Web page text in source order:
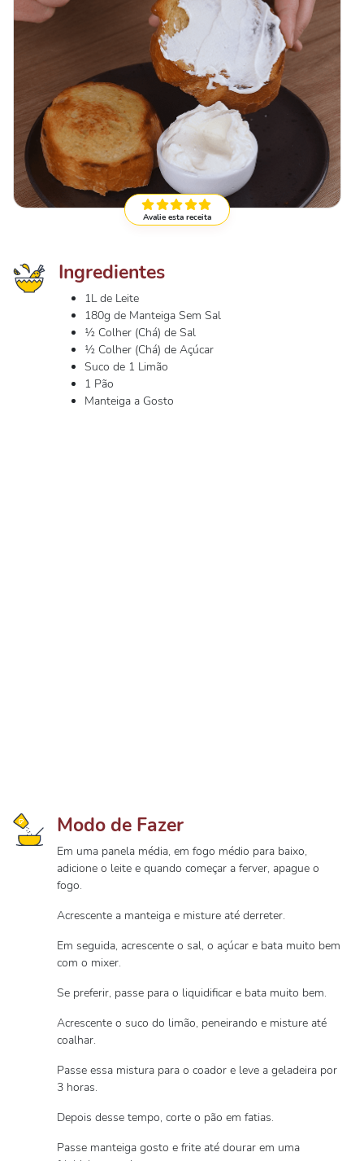
Avalie esta receita
Ingredientes
1L de Leite
180g de Manteiga Sem Sal
½ Colher (Chá) de Sal
½ Colher (Chá) de Açúcar
Suco de 1 Limão
1 Pão
Manteiga a Gosto
Modo de Fazer
Em uma panela média, em fogo médio para baixo,
adicione o leite e quando começar a ferver, apague o
fogo.
Acrescente a manteiga e misture até derreter.
Em seguida, acrescente o sal, o açúcar e bata muito bem
com o mixer.
Se preferir, passe para o liquidificar e bata muito bem.
Acrescente o suco do limão, peneirando e misture até
coalhar.
Passe essa mistura para o coador e leve a geladeira por
3 horas.
Depois desse tempo, corte o pão em fatias.
Passe manteiga gosto e frite até dourar em uma